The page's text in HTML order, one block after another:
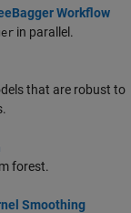
Workflow
in parallel.
that are robust to
forest.
Smoothing